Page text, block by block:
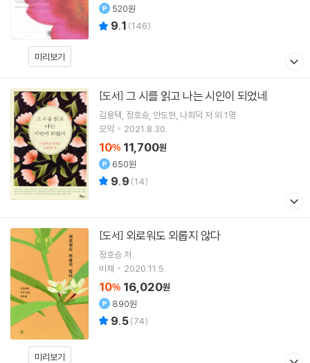
미리보기
520원
9.1 (146)
[도서] 그 시를 읽고 나는 시인이 되었네
김용택 정호승 안도현 나희덕 저 외 1명
모악
2021.8.30.
10% 11,700원
650원
9.9 (14)
미리보기
[도서] 외로워도 외롭지 않다
정호승저
비채
2020.11.5.
10% 16,020원
890원
9.5(74)